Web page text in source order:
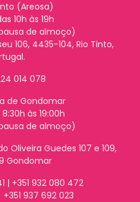
(Areosa)
10h às 19h
de almoço)
106, 4435-104, Rio Tinto,
014 078
de Gondomar
às 19:00h
de almoço)
Oliveira Guedes 107 e 109,
Gondomar
| +351 932 080 472
937 692 023